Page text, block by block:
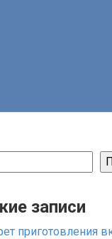
записи
приготовления